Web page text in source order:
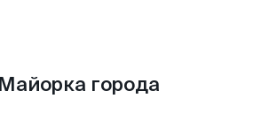
города